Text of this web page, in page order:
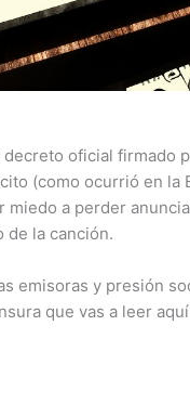
oficial firmado
(como ocurrió en la
a perder
de la canción.
emisoras y presión
que vas a leer